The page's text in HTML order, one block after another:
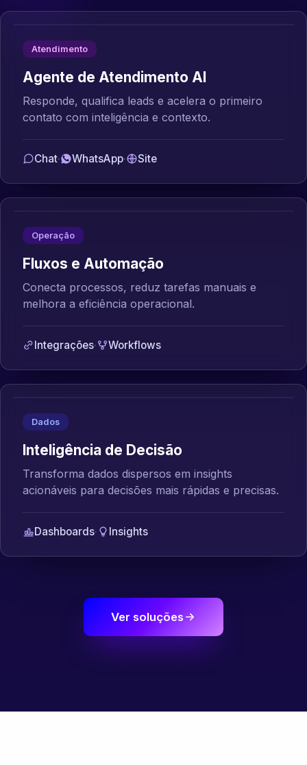
Atendimento
Agente de Atendimento AI
Responde, qualifica leads e acelera o primeiro
contato com inteligência e contexto.
Chat· WhatsApp· Site
Operação
Fluxos e Automação
Conecta processos, reduz tarefas manuais e
melhora a eficiência operacional.
Integrações· Workflows
Dados
Inteligência de Decisão
Transforma dados dispersos em insights
acionáveis para decisões mais rápidas e precisas.
Dashboards· Insights
Ver soluções